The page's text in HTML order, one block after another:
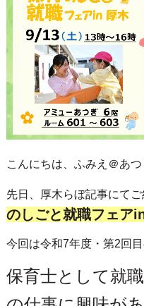
こんにちは、ふみえ＠あつ
先日、厚木らぼ記事にて
のしごと就職フェアin
今回は令和7年度・第2回
保育士として就